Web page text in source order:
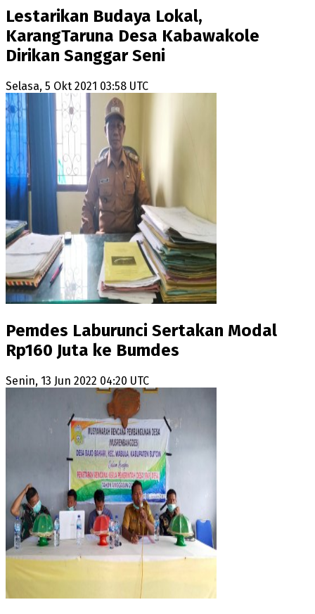
Lestarikan Budaya Lokal,
KarangTaruna Desa Kabawakole
Dirikan Sanggar Seni
Selasa, 5 Okt 2021 03:58 UTC
Pemdes Laburunci Sertakan Modal
Rp160 Juta ke Bumdes
Senin, 13 Jun 2022 04:20 UTC